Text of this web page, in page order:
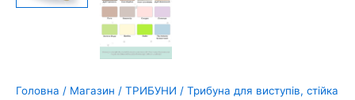
Головна / Магазин / ТРИБУНИ / Трибуна для виступів, стійка